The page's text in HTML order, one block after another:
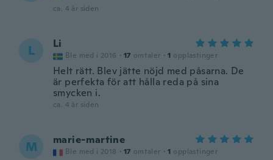
ca. 4 år siden
L Li
Ble med i 2016 · 17 omtaler · 1 opplastinger
Helt rätt. Blev jätte nöjd med påsarna. De
är perfekta för att hålla reda på sina
smycken i.
ca. 4 år siden
M marie-martine
Ble med i 2018 · 17 omtaler · 1 opplastinger